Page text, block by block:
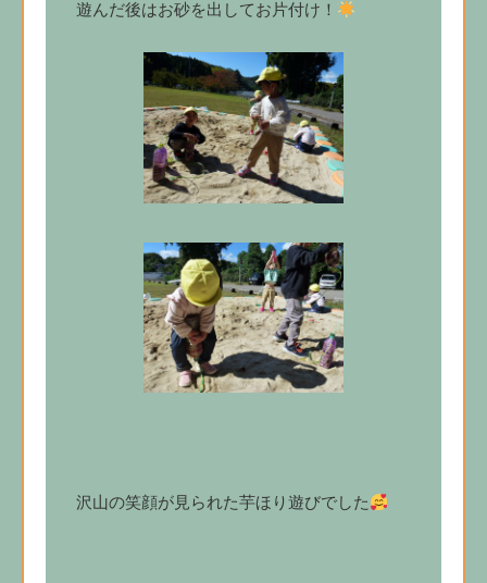
遊んだ後はお砂を出してお片付け！
沢山の笑顔が見られた芋ほり遊びでした